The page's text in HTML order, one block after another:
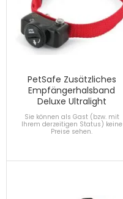
PetSafe Zusätzliches
Empfängerhalsband
Deluxe Ultralight
Sie können als Gast (bzw. mit
Ihrem derzeitigen Status) keine
Preise sehen.